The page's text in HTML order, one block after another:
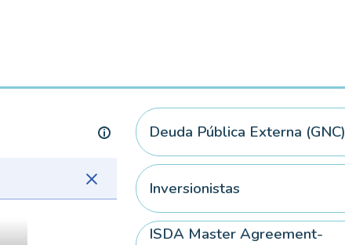
Deuda Pública Externa (GNC)
Inversionistas
ISDA Master Agreement-